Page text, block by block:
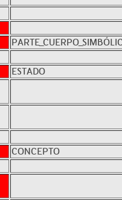
ESTADO
CONCEPTO